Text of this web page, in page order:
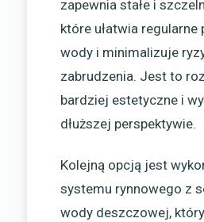
zapewnia stałe i
które ułatwia regularne
wody i minimalizuje
zabrudzenia. Jest to
bardziej estetyczne i
dłuższej perspektywie.
Kolejną opcją jest
systemu rynnowego z
wody deszczowej,